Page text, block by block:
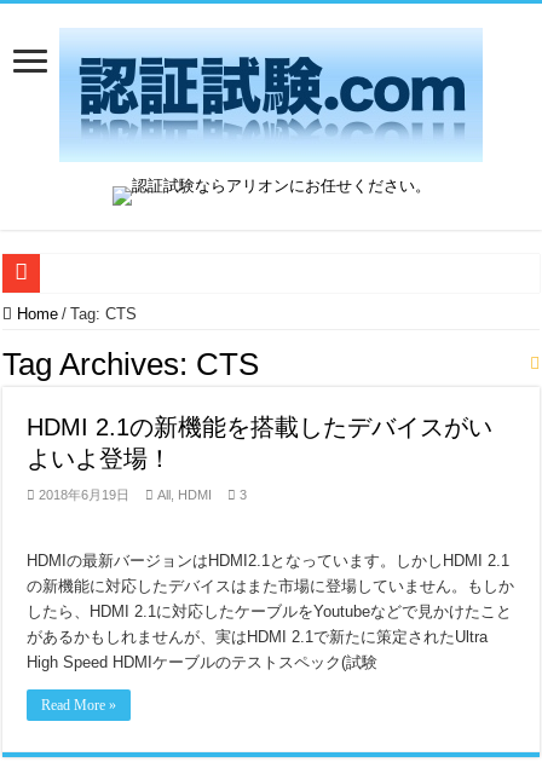
QuadraMAX2のご紹介
Aliro 1.0 認証試験：アリオンは日本唯一のAliro ATLとして運営開始
HDR10+ ADVANCED登場 ― 何が変わった？
アリオン、Amazonより「Works with Alexa（WWA）」認証試験機関に正式
オシロスコープのCSV波形Fileはなぜ大きい? CSV波形FileとBinary波形
USB-IFのIEC 62680規格適合性プログラムについて（詳細解説）
Home / Tag:CTS
Tag Archives: CTS
HDMI 2.1の新機能を搭載したデバイスがい
よいよ登場！
2018年6月19日 All HDMI 3
HDMIの最新バージョンはHDMI2.1となっています。しかしHDMI 2.1
の新機能に対応したデバイスはまた市場に登場していません。もしか
したら、HDMI 2.1に対応したケーブルをYoutubeなどで見かけたこと
があるかもしれませんが、実はHDMI 2.1で新たに策定されたUltra
High Speed HDMIケーブルのテストスペック(試験
Read More »